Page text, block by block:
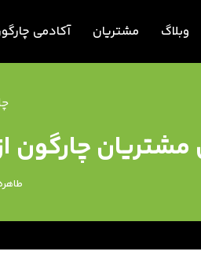
وبلاگ مشتریان آکادمی
مشتریان چارگون
طاهره